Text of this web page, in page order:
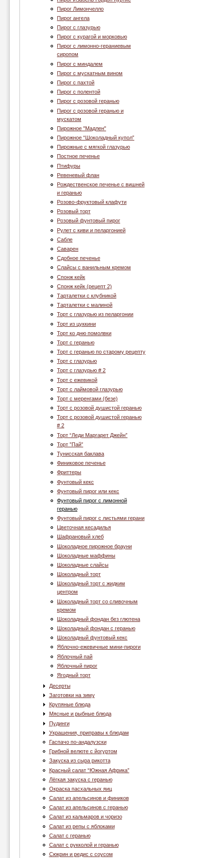
Пирог Лимончелло
Пирог ангела
Пирог с глазурью
Пирог с курагой и морковью
Пирог с лимонно-гераниевым
сиропом
Пирог с миндалем
Пирог с мускатным вином
Пирог с пахтой
Пирог с полентой
Пирог с розовой геранью
Пирог с розовой геранью и
мускатом
Пирожное "Мадлен"
Пирожное “Шоколадный купол”
Пирожные с мягкой глазурью
Постное печенье
Птифуры
Ревеневый флан
Рождественское печенье с вишней
и геранью
Розово-фруктовый клафути
Розовый торт
Розовый фунтовый пирог
Рулет с киви и пеларгонией
Сабле
Саварен
Сдобное печенье
Слайсы с ванильным кремом
Спонж кейк
Спонж кейк (рецепт 2)
Тарталетки с клубникой
Тарталетки с малиной
Торт c глазурью из пеларгонии
Торт из цуккини
Торт ко дню помолвки
Торт с геранью
Торт с геранью по старому рецепту
Торт с глазурью
Торт с глазурью # 2
Торт с ежевикой
Торт с лаймовой глазурью
Торт с меренгами (безе)
Торт с розовой душистой геранью
Торт с розовой душистой геранью
# 2
Торт “Леди Маргарет Джейн”
Торт ”Пай”
Тунисская баклава
Финиковое печенье
Фриттеры
Фунтовый кекс
Фунтовый пирог или кекс
Фунтовый пирог с лимонной
геранью
Фунтовый пирог с листьями герани
Цветочная кесадилья
Шафрановый хлеб
Шоколадное пирожное брауни
Шоколадные маффины
Шоколадные слайсы
Шоколадный торт
Шоколадный торт с жидким
центром
Шоколадный торт со сливочным
кремом
Шоколадный фондан без глютена
Шоколадный фондан с геранью
Шоколадный фунтовый кекс
Яблочно-ежевичные мини-пироги
Яблочный пай
Яблочный пирог
Ягодный торт
Десерты
Заготовки на зиму
Крупяные блюда
Мясные и рыбные блюда
Пудинги
Украшения, приправы к блюдам
Гаспачо по-андалузски
Грибной велюте с йогуртом
Закуска из сыра рикотта
Красный салат “Южная Африка”
Лёгкая закуска с геранью
Окраска пасхальных яиц
Салат из апельсинов и фиников
Салат из апельсинов с геранью
Салат из кальмаров и чоризо
Салат из репы с яблоками
Салат с геранью
Салат с рукколой и геранью
Сюкрин и редис с соусом